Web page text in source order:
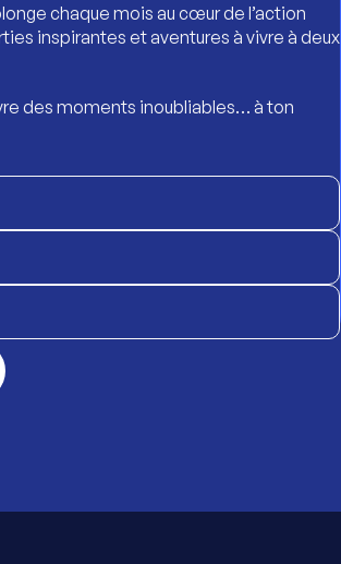
chaque mois au cœur de l’action
inspirantes et aventures à vivre à deux
des moments inoubliables… à ton